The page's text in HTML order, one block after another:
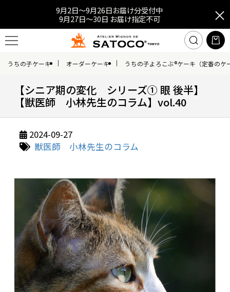
9月2日～9月26日お届け分受付中
9月27日～30日 お届け指定不可
うちの子ケーキ オーダーケーキ うちの子よろこぶ®ケーキ（定番のケ
【シニア期の変化 シリーズ① 眼 後半】
【獣医師 小林先生のコラム】vol.40
2024-09-27
獣医師 小林先生のコラム